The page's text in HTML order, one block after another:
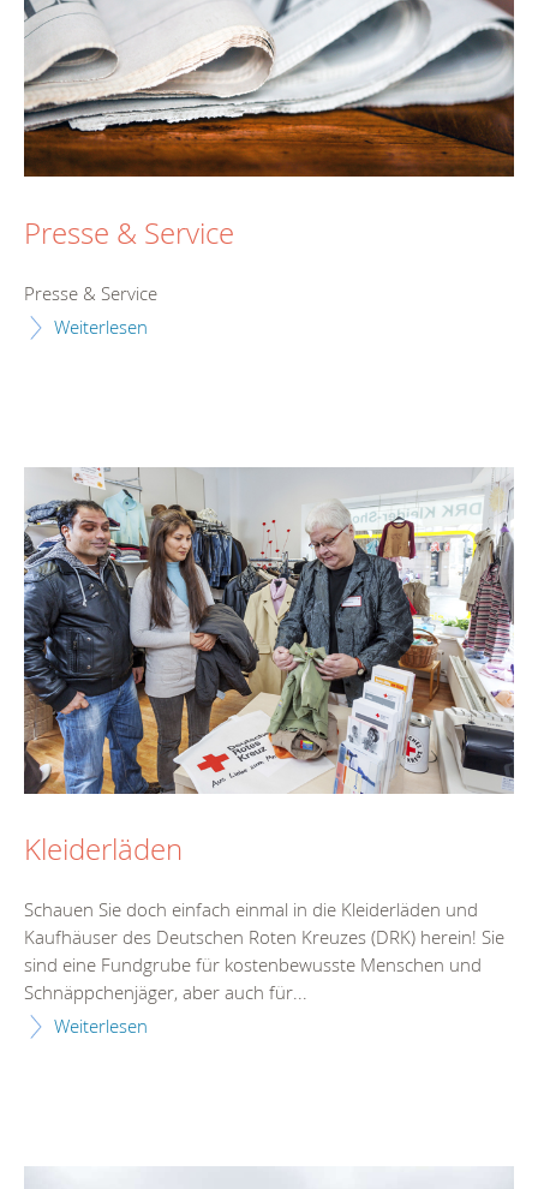
Presse & Service
Presse & Service
Weiterlesen
Kleiderläden
Schauen Sie doch einfach einmal in die Kleiderläden und
Kaufhäuser des Deutschen Roten Kreuzes (DRK) herein! Sie
sind eine Fundgrube für kostenbewusste Menschen und
Schnäppchenjäger, aber auch für...
Weiterlesen